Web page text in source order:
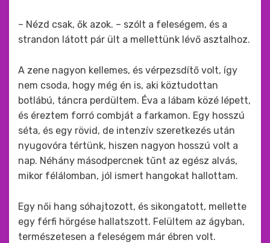
– Nézd csak, ők azok. – szólt a feleségem, és a
strandon látott pár ült a mellettünk lévő asztalhoz.
A zene nagyon kellemes, és vérpezsdítő volt, így
nem csoda, hogy még én is, aki köztudottan
botlábú, táncra perdültem. Éva a lábam közé lépett,
és éreztem forró combját a farkamon. Egy hosszú
séta, és egy rövid, de intenzív szeretkezés után
nyugovóra tértünk, hiszen nagyon hosszú volt a
nap. Néhány másodpercnek tűnt az egész alvás,
mikor félálomban, jól ismert hangokat hallottam.
Egy női hang sóhajtozott, és sikongatott, mellette
egy férfi hörgése hallatszott. Felültem az ágyban,
természetesen a feleségem már ébren volt.